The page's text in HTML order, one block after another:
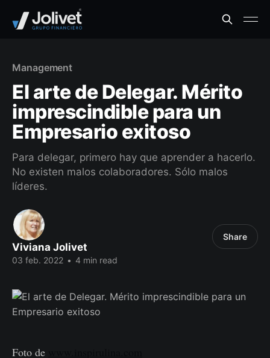
Management
El arte de Delegar. Mérito
imprescindible para un
Empresario exitoso
Para delegar, primero hay que aprender a hacerlo.
No existen malos colaboradores. Sólo malos
líderes.
Viviana Jolivet
03 feb. 2022 • 4 min read
Share
Foto de